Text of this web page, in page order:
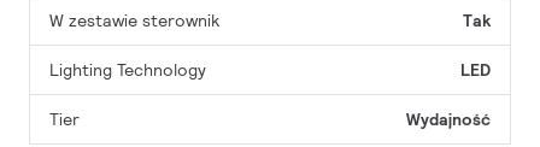
W zestawie sterownik Tak
Lighting Technology LED
Tier Wydajność